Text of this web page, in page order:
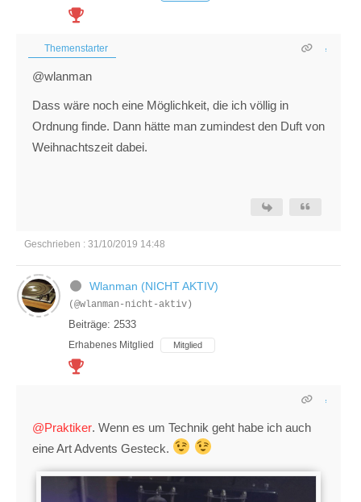
Themenstarter
@wlanman
Dass wäre noch eine Möglichkeit, die ich völlig in
Ordnung finde. Dann hätte man zumindest den Duft von
Weihnachtszeit dabei.
Geschrieben : 31/10/2019 14:48
Wlanman (NICHT AKTIV)
(@wlanman-nicht-aktiv)
Beiträge: 2533
Erhabenes Mitglied Mitglied
@Praktiker. Wenn es um Technik geht habe ich auch
eine Art Advents Gesteck.